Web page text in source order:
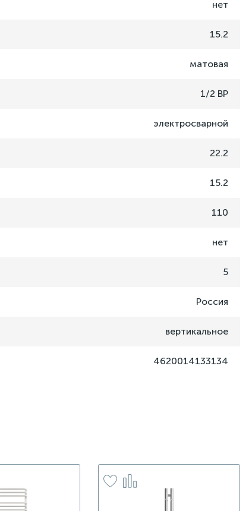
нет
15.2
матовая
1/2 ВР
электросварной
22.2
15.2
110
нет
5
Россия
вертикальное
4620014133134